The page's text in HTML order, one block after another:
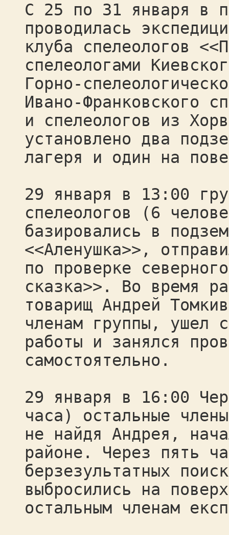
С 25 по 31 января в
проводилась
клуба спелеологов
спелеологами
Горно-
Ивано-Франковского
и спелеологов из
установлено два
лагеря и один на
29 января в 13:00
спелеологов (6
базировались в
<<Аленушка>>,
по проверке
сказка>>. Во время
товарищ Андрей
членам группы, ушел
работы и занялся
самостоятельно.
29 января в 16:00
часа) остальные
не найдя Андрея,
районе. Через пять
берзезультатных
выбросились на
остальным членам